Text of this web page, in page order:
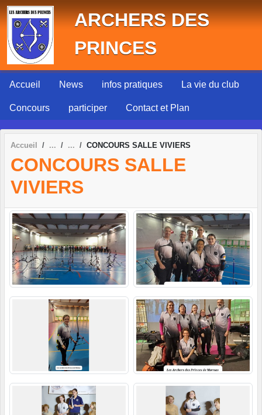
ARCHERS DES
PRINCES
Accueil News infos pratiques La vie du club
Concours participer Contact et Plan
Accueil CONCOURS SALLE VIVIERS
CONCOURS SALLE
VIVIERS
Panneau de gestion des cookies